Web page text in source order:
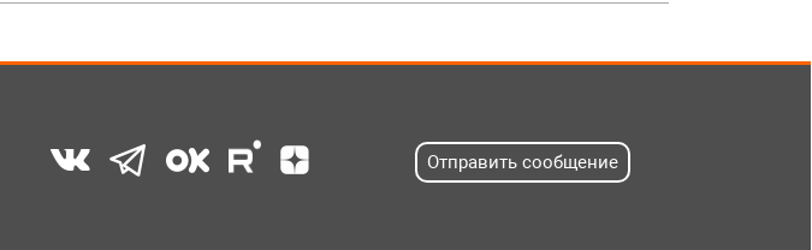
Отправить сообщение